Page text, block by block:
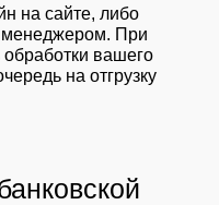
на сайте, либо
менеджером. При
вашего
на отгрузку